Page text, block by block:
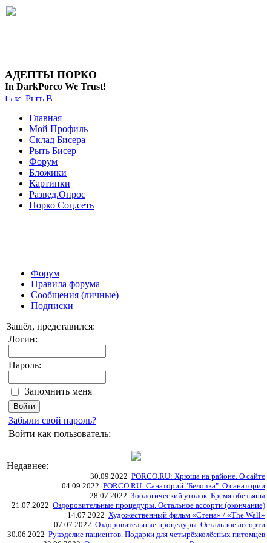
АДЕПТЫ ПОРКО
In DarkPorco We Trust!
Главная
Мой Профиль
Склад Бисера
Рыть Бисер
Форум
Бложики
Картинки
Развед.Опрос
Порко Соц.сеть
Форум
Правила форума
Сообщения (личные)
Подписки
Зашёл, представился:
Логин:
Пароль:
Запомнить меня
Забыли свой пароль?
Войти как пользователь:
Недавнее:
30.09.2022 PORCO.RU: Хрюша на районе. О сайте
04.09.2022 PORCO.RU: Санаторий "Белочка". О санатории
28.07.2022 Зоологический уголок. Бремя обезьяны
21.07.2022 Оздоровительные процедуры. Остальное ассорти (окончание)
14.07.2022 Художественный фильм «Стена» / «The Wall»
07.07.2022 Оздоровительные процедуры. Остальное ассорти
30.06.2022 Рукоделие пациентов. Подарки для четырёхколёсных питомцев